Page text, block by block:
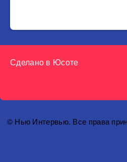
Сделано в Юсоте
© Нью Интервью. Все права